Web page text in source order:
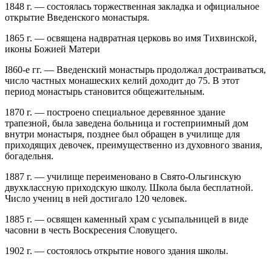
1848 г. — состоялась торжественная закладка и официальное
открытие Введенского монастыря.
1865 г. — освящена надвратная церковь во имя Тихвинской,
иконы Божией Матери
I860-е гг. — Введенский монастырь продолжал достраиваться,
число частных монашеских келий доходит до 75. В этот
период монастырь становится общежительным.
1870 г. — построено специальное деревянное здание
трапезной, была заведена больница и гостеприимный дом
внутри монастыря, позднее был обращен в училище для
приходящих девочек, преимущественно из духовного звания,
богадельня.
1887 г. — училище переименовано в Свято-Ольгинскую
двухклассную приходскую школу. Школа была бесплатной.
Число учениц в ней достигало 120 человек.
1885 г. — освящен каменный храм с усыпальницей в виде
часовни в честь Воскресения Словущего.
1902 г. — состоялось открытие нового здания школы.